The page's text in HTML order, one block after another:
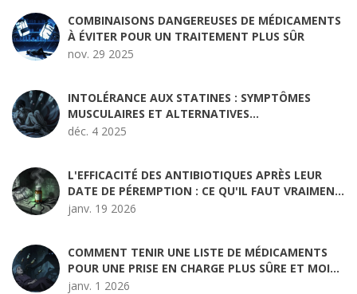
COMBINAISONS DANGEREUSES DE MÉDICAMENTS
À ÉVITER POUR UN TRAITEMENT PLUS SÛR
nov. 29 2025
INTOLÉRANCE AUX STATINES : SYMPTÔMES
MUSCULAIRES ET ALTERNATIVES
THÉRAPEUTIQUES
déc. 4 2025
L'EFFICACITÉ DES ANTIBIOTIQUES APRÈS LEUR
DATE DE PÉREMPTION : CE QU'IL FAUT VRAIMENT
SAVOIR
janv. 19 2026
COMMENT TENIR UNE LISTE DE MÉDICAMENTS
POUR UNE PRISE EN CHARGE PLUS SÛRE ET MOINS
D'ERREURS
janv. 1 2026